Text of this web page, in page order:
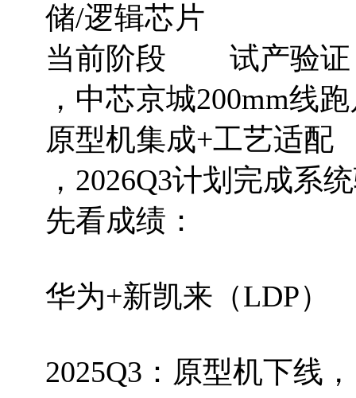
储/逻辑芯片
当前阶段 试产验证
，中芯京城200mm线
原型机集成+工艺适配
，2026Q3计划完成系
先看成绩：
华为+新凯来（LDP）
2025Q3：原型机下线